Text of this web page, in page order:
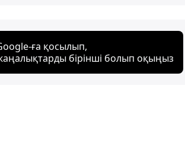
ға қосылып,
бірінші болып оқыңыз